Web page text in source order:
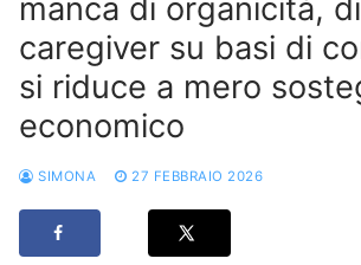
manca di organicità,
caregiver su basi di
si riduce a mero
economico
SIMONA 27 FEBBRAIO 2026